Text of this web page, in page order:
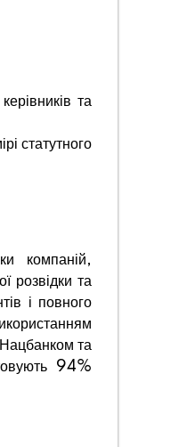
та
статутного
компаній,
розвідки та
і повного
та
94%